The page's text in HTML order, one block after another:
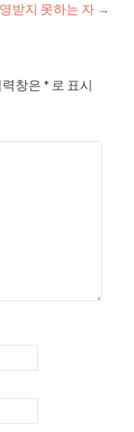
받지 못하는 자 →
창은 * 로 표시